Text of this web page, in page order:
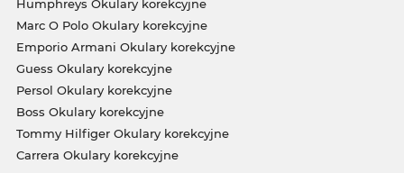
Humphreys Okulary korekcyjne
Marc O Polo Okulary korekcyjne
Emporio Armani Okulary korekcyjne
Guess Okulary korekcyjne
Persol Okulary korekcyjne
Boss Okulary korekcyjne
Tommy Hilfiger Okulary korekcyjne
Carrera Okulary korekcyjne